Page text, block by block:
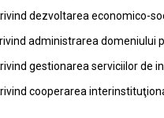
dezvoltarea economico-
administrarea domeniului
gestionarea serviciilor de
cooperarea